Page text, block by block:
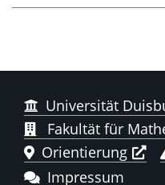
Universität
Fakultät für
Orientierung
Impressum